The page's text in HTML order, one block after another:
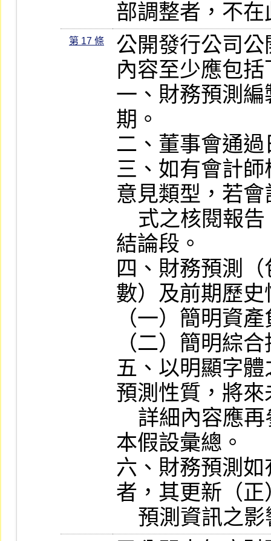
部調整者，不在
第 17 條
公開發行公司
內容至少應包
一、財務預測
期。
二、董事會通過
三、如有會計
意見類型，若
結論段。
四、財務預測
數）及前期歷
（一）簡明資
（二）簡明綜
五、以明顯字
預測性質，將
本假設彙總。
六、財務預測
者，其更新（
預測資訊之